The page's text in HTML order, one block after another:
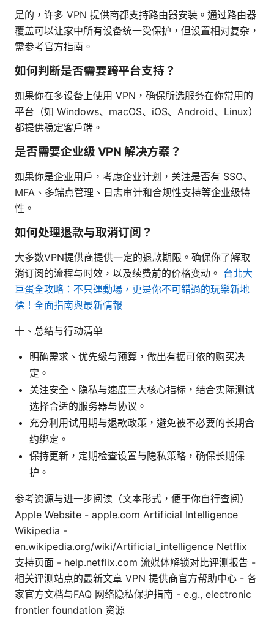
是的，许多 VPN 提供商都支持路由器安装。通过路由器
覆盖可以让家中所有设备统一受保护，但设置相对复杂，
需参考官方指南。
如何判断是否需要跨平台支持？
如果你在多设备上使用 VPN，确保所选服务在你常用的
平台（如 Windows、macOS、iOS、Android、Linux）
都提供稳定客户端。
是否需要企业级 VPN 解决方案？
如果你是企业用户，考虑企业计划，关注是否有 SSO、
MFA、多端点管理、日志审计和合规性支持等企业级特
性。
如何处理退款与取消订阅？
大多数VPN提供商提供一定的退款期限。确保你了解取
消订阅的流程与时效，以及续费前的价格变动。 台北大
巨蛋全攻略：不只運動場，更是你不可錯過的玩樂新地
標！全面指南與最新情報
十、总结与行动清单
明确需求、优先级与预算，做出有据可依的购买决
定。
关注安全、隐私与速度三大核心指标，结合实际测试
选择合适的服务器与协议。
充分利用试用期与退款政策，避免被不必要的长期合
约绑定。
保持更新，定期检查设置与隐私策略，确保长期保
护。
参考资源与进一步阅读（文本形式，便于你自行查阅）
Apple Website - apple.com Artificial Intelligence
Wikipedia -
en.wikipedia.org/wiki/Artificial_intelligence Netflix
支持页面 - help.netflix.com 流媒体解锁对比评测报告 -
相关评测站点的最新文章 VPN 提供商官方帮助中心 - 各
家官方文档与FAQ 网络隐私保护指南 - e.g., electronic
frontier foundation 资源